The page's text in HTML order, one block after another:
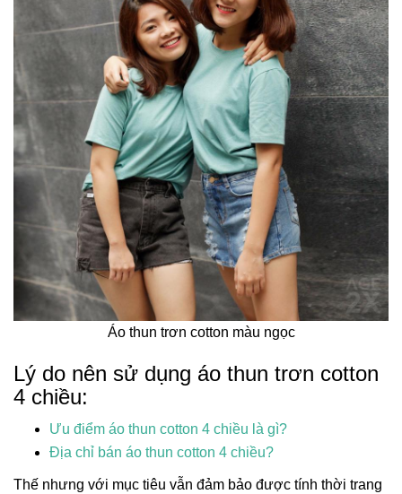
Áo thun trơn cotton màu ngọc
Lý do nên sử dụng áo thun trơn cotton
4 chiều:
Ưu điểm áo thun cotton 4 chiều là gì?
Địa chỉ bán áo thun cotton 4 chiều?
Thế nhưng với mục tiêu vẫn đảm bảo được tính thời trang